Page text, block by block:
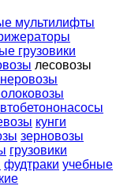
мультилифты
грузовики
лесовозы
кунги
зерновозы
грузовики
фудтраки учебные